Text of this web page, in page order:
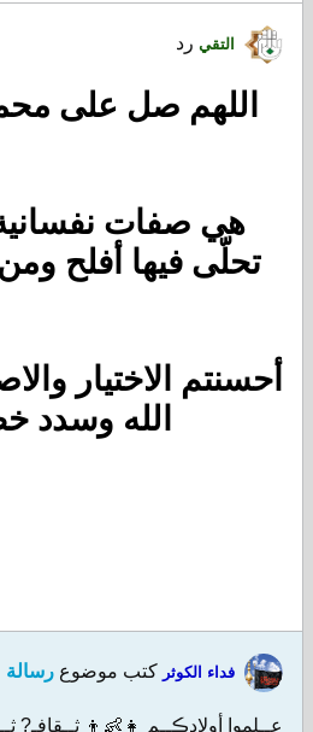
التقي رد
اللهم صل على
هي صفات
تحلّى فيها أفلح
أحسنتم الاختيار
الله وسدد
فداء الكوثر كتب موضوع رسالة
عــلموا أولادڪــم 👧👶👦 ثــقافـ?